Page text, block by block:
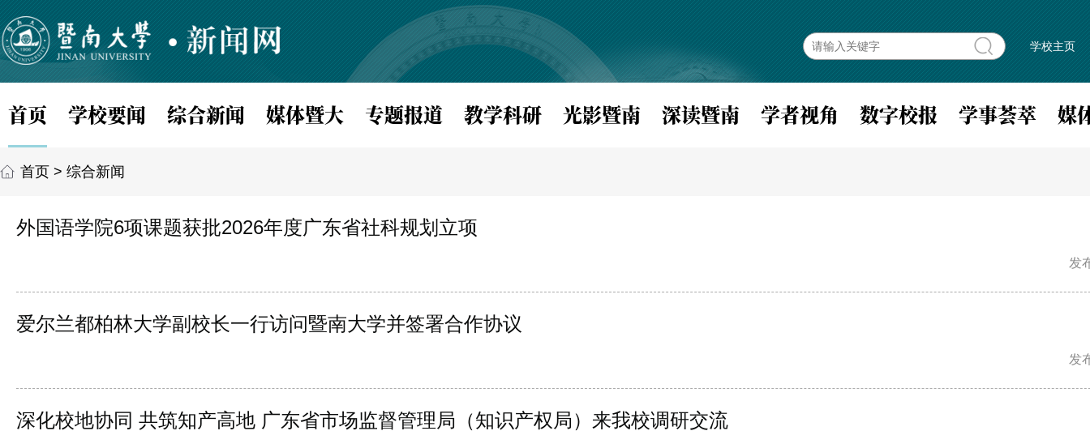
学校主页
首页 学校要闻 综合新闻 媒体暨大 专题报道 教学科研 光影暨南 深读暨南 学者视角 数字校报 学事荟萃 媒
首页 > 综合新闻
外国语学院6项课题获批2026年度广东省社科规划立项
发
爱尔兰都柏林大学副校长一行访问暨南大学并签署合作协议
发
深化校地协同 共筑知产高地 广东省市场监督管理局（知识产权局）来我校调研交流